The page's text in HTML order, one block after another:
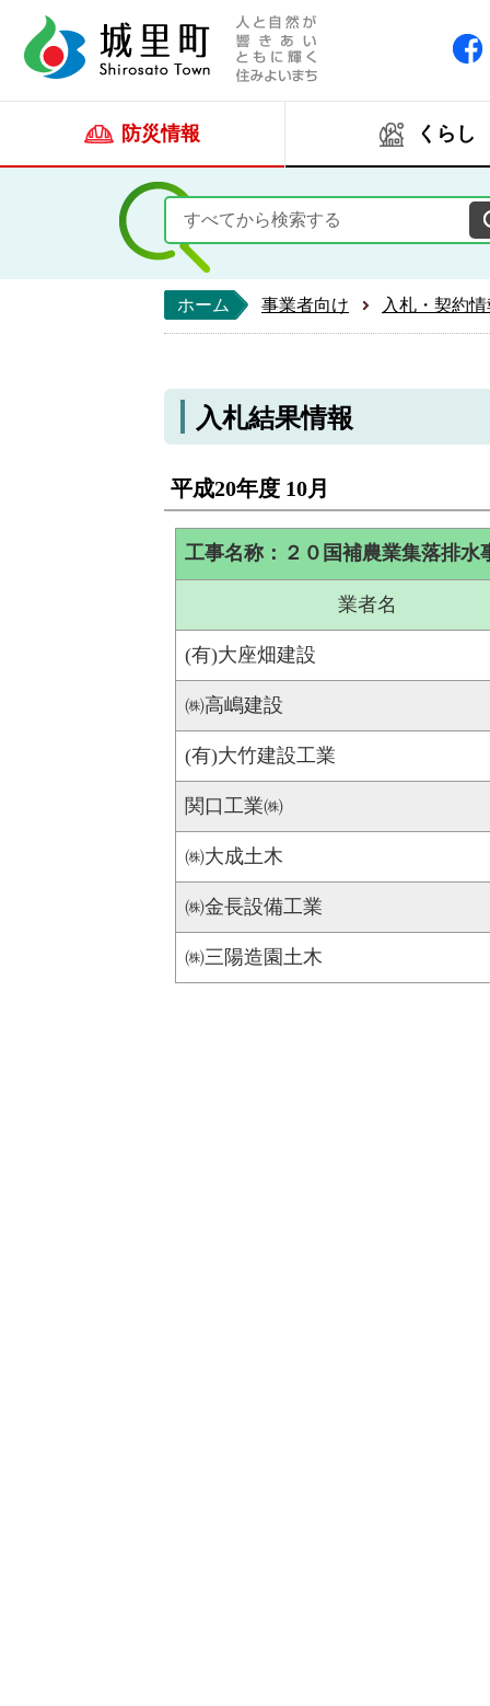
防災情報 くらし
ホーム 事業者向け 入札・契約
入札結果情報
平成20年度 10月
工事名称：２０国補農業集落排
業者名
(有)大座畑建設
㈱高嶋建設
(有)大竹建設工業
関口工業㈱
㈱大成土木
㈱金長設備工業
㈱三陽造園土木